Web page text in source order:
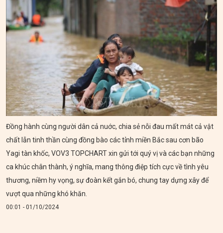
Đồng hành cùng người dân cả nuớc, chia sẻ nỗi đau mất mát cả vật
chất lẫn tinh thần cùng đồng bào các tỉnh miền Bắc sau cơn bão
Yagi tàn khốc, VOV3 TOPCHART xin gửi tới quý vị và các bạn những
ca khúc chân thành, ý nghĩa, mang thông điệp tích cực về tình yêu
thương, niềm hy vọng, sự đoàn kết gắn bó, chung tay dựng xây để
vượt qua những khó khăn.
00:01 - 01/10/2024